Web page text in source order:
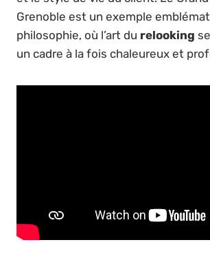
Grenoble est un exemple
philosophie, où l’art du relooking
un cadre à la fois chaleureux et